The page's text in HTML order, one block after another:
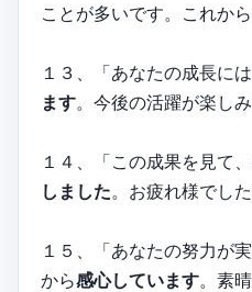
ことが多いです。これか
１３、「あなたの成長に
ます。今後の活躍が楽しみ
１４、「この成果を見て
しました。お疲れ様でした
１５、「あなたの努力が
から感心しています。素